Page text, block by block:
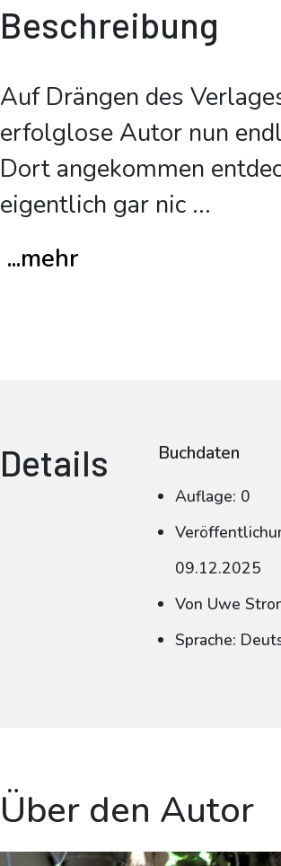
Beschreibung
Auf Drängen des
erfolglose Autor nun
Dort angekommen
eigentlich gar nic...
...mehr
Details Buchdaten
Auflage: 0
09.12.2025
Von Uwe
Sprache:
Über den Autor